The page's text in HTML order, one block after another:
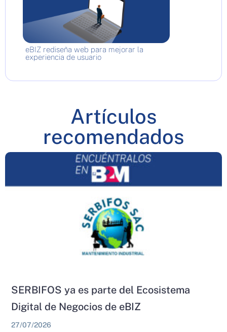
eBIZ rediseña web para mejorar la
experiencia de usuario
Artículos
recomendados
SERBIFOS ya es parte del Ecosistema
Digital de Negocios de eBIZ
27/07/2026